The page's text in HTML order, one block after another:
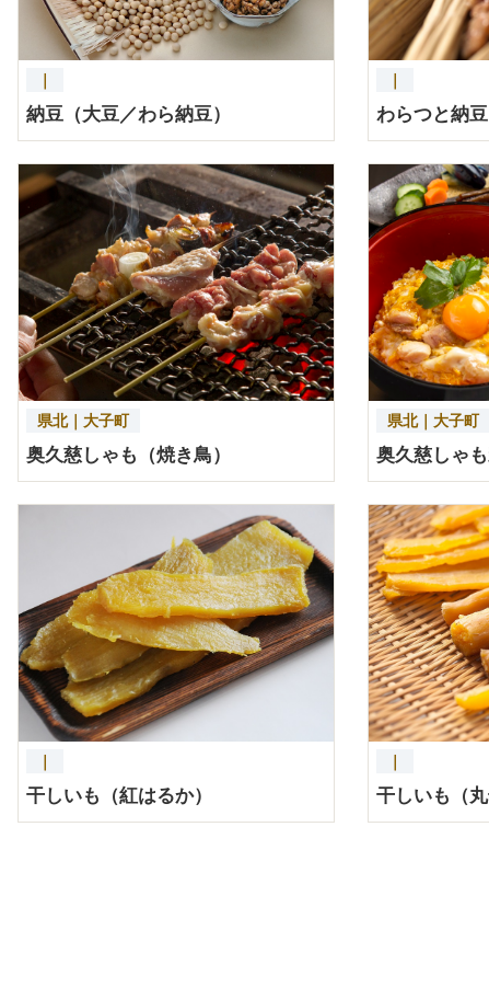
納豆（大豆／わら納豆） わらつと納豆
県北｜大子町
奥久慈しゃも（焼き鳥）
県北｜大子町
奥久慈しゃ
干しいも（紅はるか） 干しいも（丸